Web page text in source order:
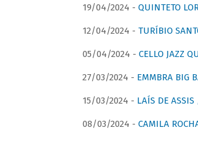
19/04/2024 - QUINTETO
12/04/2024 - TURÍBIO
05/04/2024 - CELLO JAZZ
27/03/2024 - EMMBRA BIG
15/03/2024 - LAÍS DE
08/03/2024 - CAMILA